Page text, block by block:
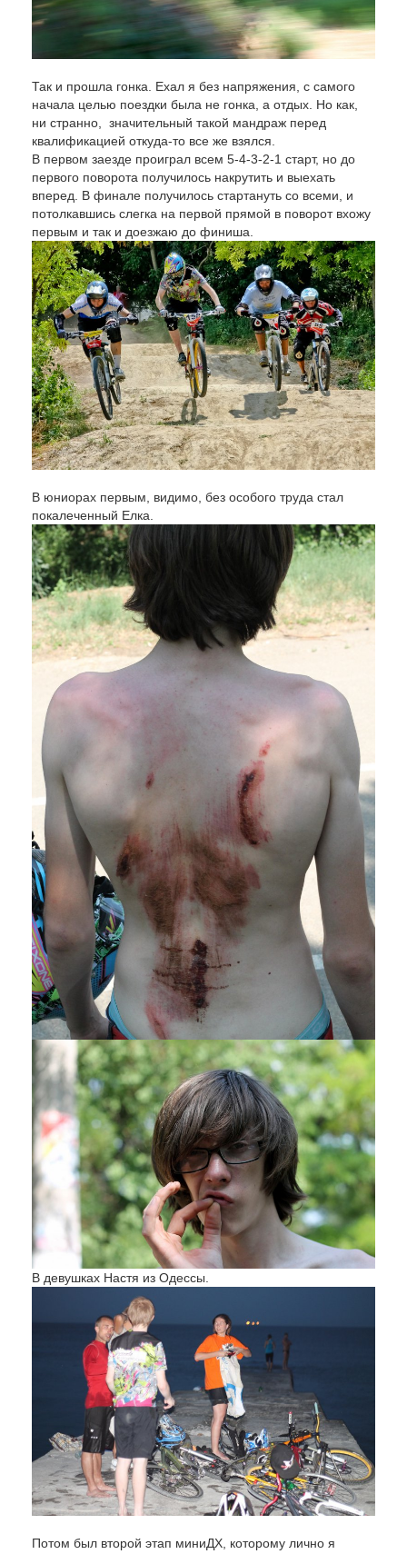
Так и прошла гонка. Ехал я без напряжения, с самого
начала целью поездки была не гонка, а отдых. Но как,
ни странно, значительный такой мандраж перед
квалификацией откуда-то все же взялся.
В первом заезде проиграл всем 5-4-3-2-1 старт, но до
первого поворота получилось накрутить и выехать
вперед. В финале получилось стартануть со всеми, и
потолкавшись слегка на первой прямой в поворот вхожу
первым и так и доезжаю до финиша.
В юниорах первым, видимо, без особого труда стал
покалеченный Елка.
В девушках Настя из Одессы.
Потом был второй этап миниДХ, которому лично я